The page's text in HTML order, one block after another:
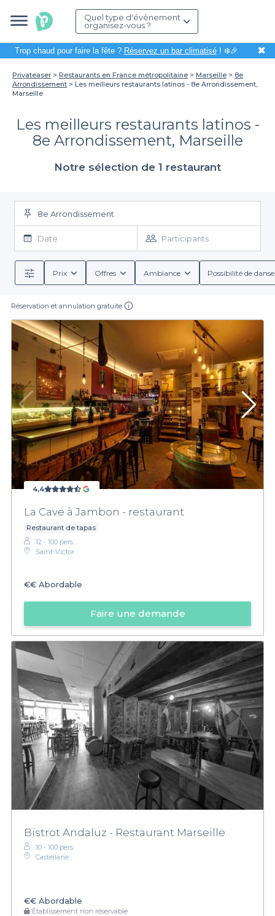
Quel type d'évènement
organisez-vous ?
Trop chaud pour faire la fête ? Réservez un bar climatisé! ❄️🎉 ✖
Privateaser Restaurants en France métropolitaine Marseille
8e
Arrondissement
Les meilleurs restaurants latinos - 8e Arrondissement,
Marseille
Les meilleurs restaurants latinos -
8e Arrondissement, Marseille
Notre sélection de 1 restaurant
8e Arrondissement
Date Participants
Prix Offres Ambiance Possibilité de
Réservation et annulation gratuite
4,4
La Cave à Jambon - restaurant
Restaurant de tapas
12 - 100 pers.
Saint-Victor
€€ Abordable
Faire une demande
Bistrot Andaluz - Restaurant Marseille
10 - 100 pers.
Castellane
€€ Abordable
Établissement non réservable